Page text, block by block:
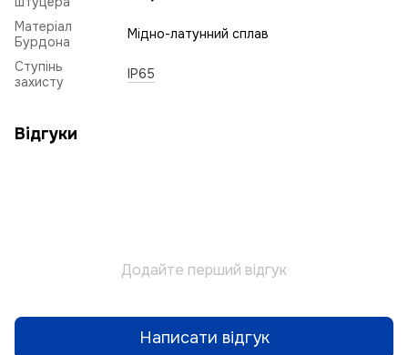
Матеріал
Бурдона
Мідно-латунний сплав
Ступінь
захисту
IP65
Відгуки
Додайте перший відгук
Написати відгук